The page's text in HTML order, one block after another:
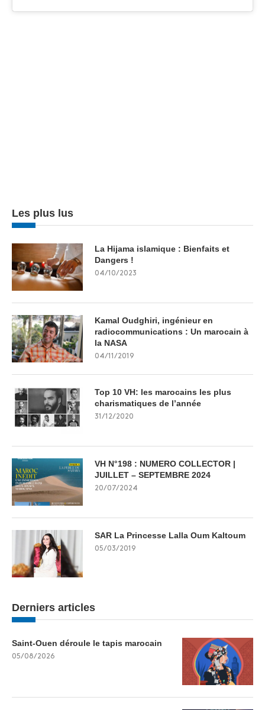
Les plus lus
La Hijama islamique : Bienfaits et
Dangers !
04/10/2023
Kamal Oudghiri, ingénieur en
radiocommunications : Un marocain à
la NASA
04/11/2019
Top 10 VH: les marocains les plus
charismatiques de l’année
31/12/2020
VH N°198 : NUMERO COLLECTOR |
JUILLET – SEPTEMBRE 2024
20/07/2024
SAR La Princesse Lalla Oum Kaltoum
05/03/2019
Derniers articles
Saint-Ouen déroule le tapis marocain
05/08/2026